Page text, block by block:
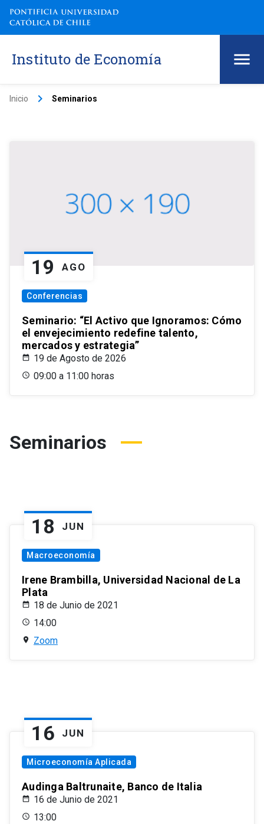
Instituto de Economía
Inicio keyboard_arrow_right Seminarios
19 AGO
Conferencias
Seminario: “El Activo que Ignoramos: Cómo
el envejecimiento redefine talento,
mercados y estrategia”
19 de Agosto de 2026
09:00 a 11:00 horas
Seminarios
18 JUN
Macroeconomía
Irene Brambilla, Universidad Nacional de La
Plata
18 de Junio de 2021
14:00
Zoom
16 JUN
Microeconomía Aplicada
Audinga Baltrunaite, Banco de Italia
16 de Junio de 2021
13:00